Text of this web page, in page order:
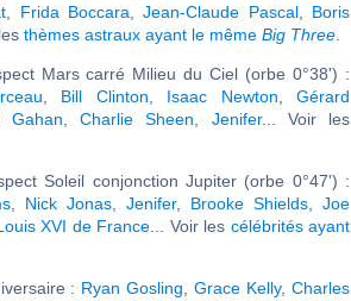
Frida Boccara ,Jean-Claude Pascal, Boris
thèmes astraux ayant le même Big Three
Mars carré Milieu du Ciel (orbe 0°38') :
Bill Clinton Isaac Newton ,Gérard
Gahan ,Charlie Sheen Jenifer... Voir les
Soleil conjonction Jupiter (orbe 0°47') :
Nick Jonas Jenifer, Brooke Shields
Joe
XVI de France ... Voir les célébrités ayant
: Ryan Gosling ,Grace Kelly,Charles